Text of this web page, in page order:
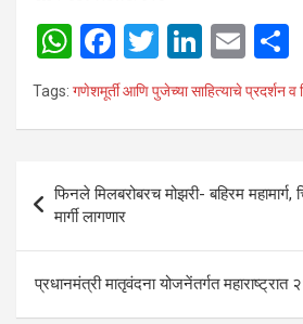
W
h
A
p
p
F
a
o
o
k
T
wi
tt
Li
n
ke
n
E
m
ail
Tags: गणेशमूर्ती आणि पुजेच्या साहित्याचे प्रदर्शन व
Post
navigation
फिनले मिलबरोबरच मोझरी- बहिरम
मार्गी लागणार
प्रधानमंत्री मातृवंदना योजनेंतर्गत महाराष्ट्रात